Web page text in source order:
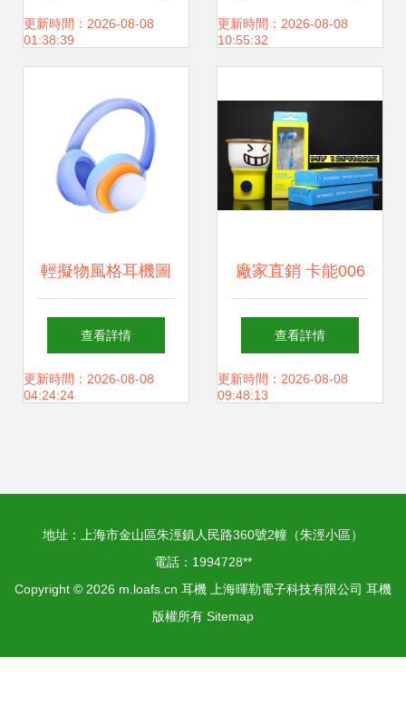
藍牙耳機簡評
更新時間：2026-08-08
01:38:39
更新時間：2026-08-08
10:55:32
輕擬物風格耳機圖
標的視覺魅力 以音
樂為主題的PNG素
查看詳情
更新時間：2026-08-08
04:24:24
廠家直銷 卡能006
入耳式耳機——時
尚可愛的聽覺伴侶
查看詳情
更新時間：2026-08-08
09:48:13
地址：上海市金山區朱涇鎮人民路360號2幢（朱涇小區）
電話：1994728**
Copyright © 2026 m.loafs.cn 耳機 上海暉勒電子科技有限公司 耳機
版權所有 Sitemap